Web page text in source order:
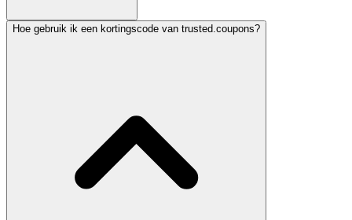
Hoe gebruik ik een kortingscode van trusted.coupons?